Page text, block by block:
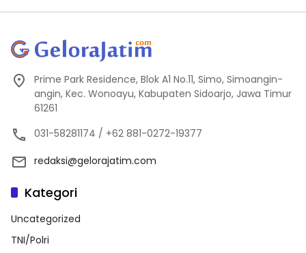
Prime Park Residence, Blok A1 No.11, Simo, Simoangin-
angin, Kec. Wonoayu, Kabupaten Sidoarjo, Jawa Timur
61261
031-58281174 / +62 881-0272-19377
redaksi@gelorajatim.com
Kategori
Uncategorized
TNI/Polri